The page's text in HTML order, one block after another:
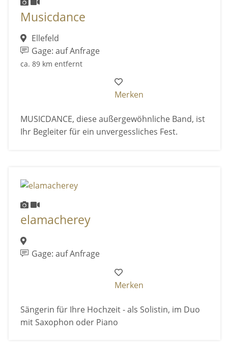
Musicdance
Ellefeld
Gage: auf Anfrage
ca. 89 km entfernt
Merken
MUSICDANCE, diese außergewöhnliche Band, ist
Ihr Begleiter für ein unvergessliches Fest.
elamacherey
Gage: auf Anfrage
Merken
Sängerin für Ihre Hochzeit - als Solistin, im Duo
mit Saxophon oder Piano